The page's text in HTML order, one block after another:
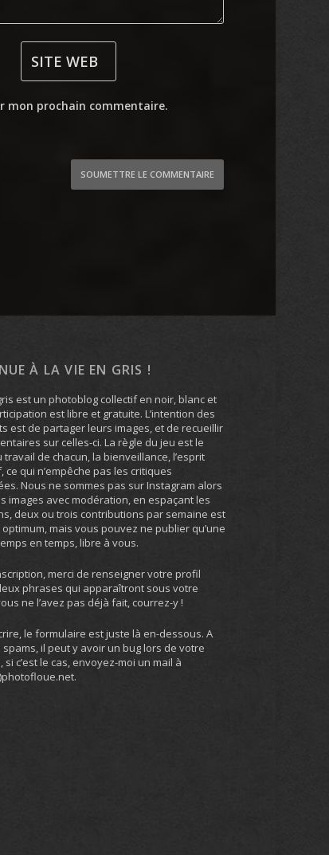
mon prochain commentaire.
SOUMETTRE LE COMMENTAIRE
À LA VIE EN GRIS !
est un photoblog collectif en noir, blanc et
est libre et gratuite. L’intention des
est de partager leurs images, et de recueillir
sur celles-ci. La règle du jeu est le
travail de chacun, la bienveillance, l’esprit
ce qui n’empêche pas les critiques
Nous ne sommes pas sur Instagram alors
images avec modération, en espaçant les
deux ou trois contributions par semaine est
mais vous pouvez ne publier qu’une
en temps, libre à vous.
merci de renseigner votre profil
phrases qui apparaîtront sous votre
ne l’avez pas déjà fait, courrez-y !
le formulaire est juste là en-dessous. A
spams, il peut y avoir un bug lors de votre
si c’est le cas, envoyez-moi un mail à